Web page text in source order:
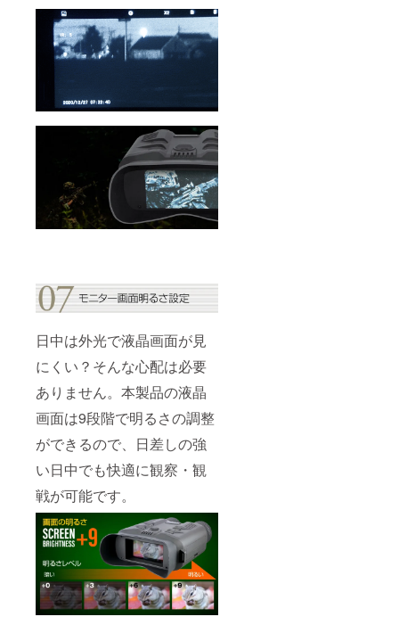
日中は外光で液晶画面が見
にくい？そんな心配は必要
ありません。本製品の液晶
画面は9段階で明るさの調整
ができるので、日差しの強
い日中でも快適に観察・観
戦が可能です。